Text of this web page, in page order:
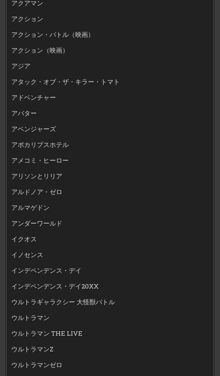
アクアマン
アクション
アクション・バトル（映画）
アクション（映画）
アジア
アタック・オブ・ザ・キラー・トマト
アドベンチャー
アバター
アベンジャーズ
アポカリプスホテル
アメコミ・ヒーロー
アリソンとリリア
アルドノア・ゼロ
アルマゲドン
アンダーワールド
イクオス
イノセンス
インデペンデンス・デイ
インデペンデンス・デイ20XX
ウルトラギャラクシー 大怪獣バトル
ウルトラマン
ウルトラマン THE LIVE
ウルトラマンZ
ウルトラマンゼロ